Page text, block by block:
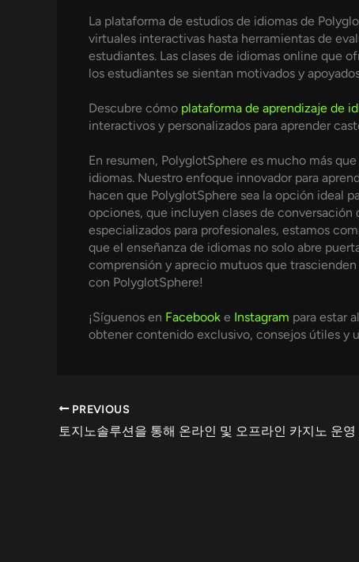
La plataforma de estudios de idiomas de
virtuales interactivas hasta herramientas de
estudiantes. Las clases de idiomas online que
los estudiantes se sientan motivados y
Descubre cómo plataforma de aprendizaje de
interactivos y personalizados para aprender
En resumen, PolyglotSphere es mucho más
idiomas. Nuestro enfoque innovador para
hacen que PolyglotSphere sea la opción ideal
opciones, que incluyen clases de
especializados para profesionales, estamos
que el enseñanza de idiomas no solo abre
comprensión y aprecio mutuos que
con PolyglotSphere!
¡Síguenos en Facebook e Instagram para estar
obtener contenido exclusivo, consejos útiles y
PREVIOUS